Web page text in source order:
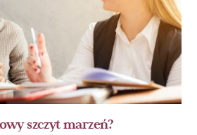
szczyt marzeń?